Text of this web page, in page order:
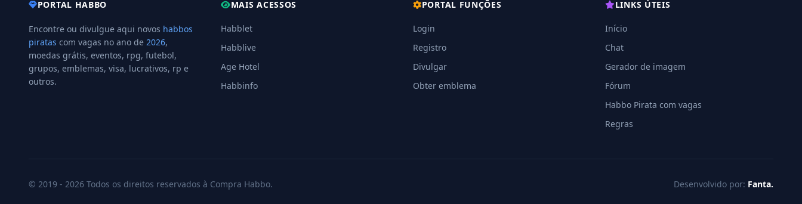
PORTAL HABBO
Encontre ou divulgue aqui novos habbos
piratas com vagas no ano de 2026,
moedas grátis, eventos, rpg, futebol,
grupos, emblemas, visa, lucrativos, rp e
outros.
MAIS ACESSOS
Habblet
Habblive
Age Hotel
Habbinfo
PORTAL FUNÇÕES
Login
Registro
Divulgar
Obter emblema
LINKS ÚTEIS
Início
Chat
Gerador de imagem
Fórum
Habbo Pirata com vagas
Regras
© 2019 - 2026 Todos os direitos reservados à Compra Habbo. Desenvolvido por: Fanta.